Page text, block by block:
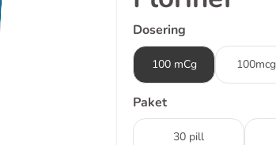
Dosering
100 mCg 100mcg
Paket
30 pill